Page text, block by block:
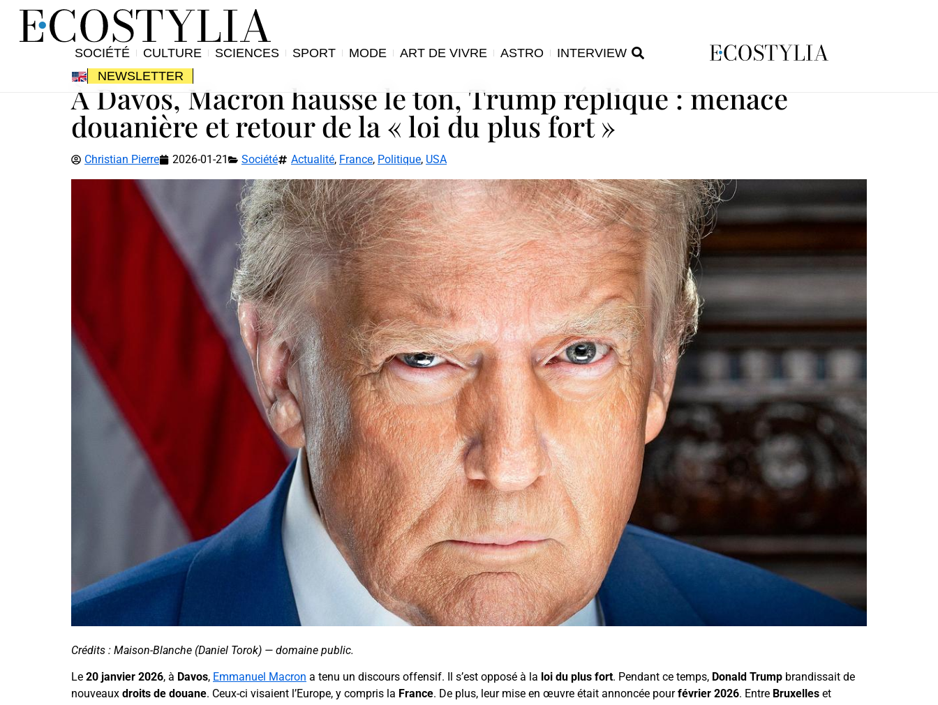
SOCIÉTÉ CULTURE SCIENCES SPORT MODE ART DE VIVRE ASTRO
INTERVIEW
NEWSLETTER
À Davos, Macron hausse le ton, Trump réplique : menace
douanière et retour de la « loi du plus fort »
Christian Pierre 2026-01-21 Société Actualité, France, Politique, USA
Crédits : Maison-Blanche (Daniel Torok) — domaine public.
Le 20 janvier 2026, à Davos, Emmanuel Macron a tenu un discours offensif. Il s’est opposé à la loi du plus fort. Pendant ce temps, Donald Trump brandissait de
nouveaux droits de douane. Ceux-ci visaient l’Europe, y compris la France. De plus, leur mise en œuvre était annoncée pourfévrier 2026. Entre Bruxelles et